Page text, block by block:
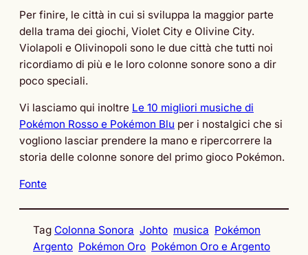
Per finire, le città in cui si sviluppa la maggior parte
della trama dei giochi, Violet City e Olivine City.
Violapoli e Olivinopoli sono le due città che tutti noi
ricordiamo di più e le loro colonne sonore sono a dir
poco speciali.
Vi lasciamo qui inoltre Le 10 migliori musiche di
Pokémon Rosso e Pokémon Blu per i nostalgici che si
vogliono lasciar prendere la mano e ripercorrere la
storia delle colonne sonore del primo gioco Pokémon.
Fonte
Tag Colonna Sonora Johto musica Pokémon
Argento Pokémon Oro Pokémon Oro e Argento